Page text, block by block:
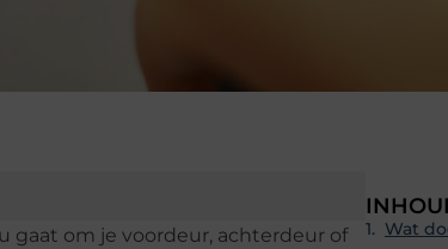
gaat om je voordeur, achterdeur of
Wat